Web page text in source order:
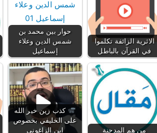
حوار بين محمد بن
شمس الدين وعلاء
إسماعيل
الاثرية الزائفة تكلموا
في القرآن بالباطل
كذب زين خير الله
على الخليفي بخصوص
ابن الزاغوني
من هم المدجنة